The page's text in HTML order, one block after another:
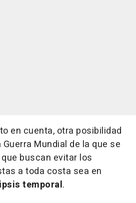
en cuenta, otra posibilidad
Mundial de la que se
buscan evitar los
a toda costa sea en
temporal.